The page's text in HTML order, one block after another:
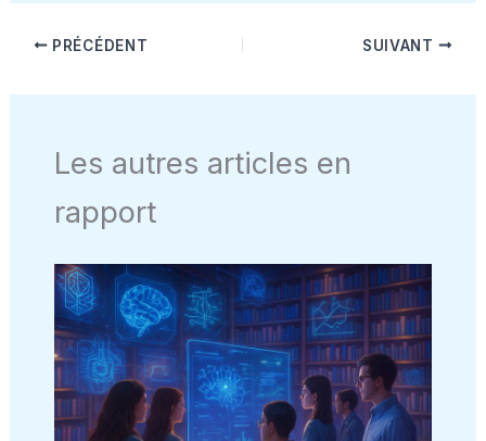
PRÉCÉDENT SUIVANT
Les autres articles en
rapport